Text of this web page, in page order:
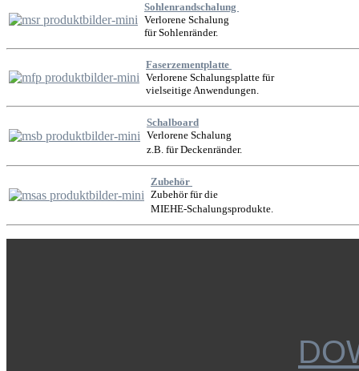
Sohlenrandschalung
Verlorene Schalung
für Sohlenränder.
Faserzementplatte
Verlorene Schalungsplatte für
vielseitige Anwendungen.
Schalboard
Verlorene Schalung
z.B. für Deckenränder.
Zubehör
Zubehör für die
MIEHE-Schalungsprodukte.